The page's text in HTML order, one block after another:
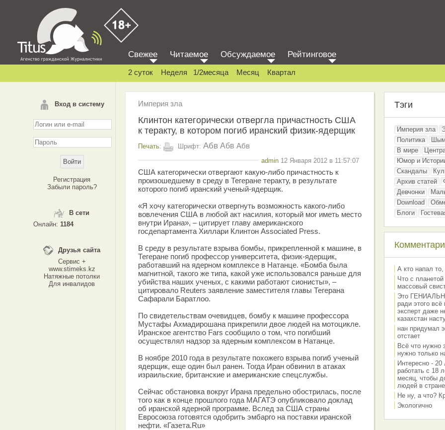
Вход в систему
Регистрация
Забыли пароль?
В сети
Онлайн: 1184
Друзья сайта
Сервис +
www.stimeks.kz
Натяжные потолки
Для инвалидов
Свежее Читаемое Обсуждаемое Рейтинговое
2 суток Неделя 1/2месяца Месяц Квартал
Империя зла
Клинтон категорически отвергла причастность США
к теракту, в котором погиб иранский физик-ядерщик
Печать: Шрифт: Абв Абв Абв
admin 12 Января 2012 в 11:57:07
США категорически отвергают какую-либо причастность к
произошедшему в среду в Тегеране теракту, в результате
которого погиб иранский ученый-ядерщик.
«Я хочу категорически отвергнуть возможность какого-либо
вовлечения США в любой акт насилия, который мог иметь место
внутри Ирана», – цитирует главу американского
госдепартамента Хиллари Клинтон Associated Press.
В среду в результате взрыва бомбы, прикрепленной к машине, в
Тегеране погиб профессор университета, физик-ядерщик,
работавший на ядерном комплексе в Натанце. «Бомба была
магнитной, такого же типа, какой уже использовался раньше для
убийства наших ученых, с какими работают сионисты», –
цитировало Reuters заявление заместителя главы Тегерана
Сафарали Баратлоо.
По свидетельствам очевидцев, бомбу к машине профессора
Мустафы Ахмадирошана прикрепили двое людей на мотоцикле.
Иранское агентство Fars сообщило о том, что погибший
осуществлял надзор за ядерным комплексом в Натанце.
В ноябре 2010 года в результате похожего взрыва погиб ученый
ядерщик, еще один был ранен. Тогда Иран обвинил в атаках
израильские, британские и американские спецслужбы.
Сейчас обстановка вокруг Ирана предельно обострилась, после
того как в конце прошлого года МАГАТЭ опубликовало доклад
об иранской ядерной программе. Вслед за США страны
Евросоюза готовятся одобрить эмбарго на поставки иранской
нефти. «Газета.Ru»
Тэги
Империя зла
Политика
В мире
Юмор и
Скандалы
Архив статей
Девчонки
Download
Блоги
А кто напал то,
Что с
массовый
Это
ради этого
эксперт даже
казахстан
нан придумал
отстает
Всё что нужно
нужно только
Интересно - 20
работать с 18
месяц, чтобы
людей в
Не ну, а что?
Экологично